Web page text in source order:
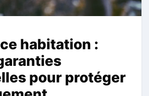
habitation :
pour protéger